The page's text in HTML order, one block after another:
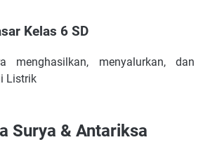
Kelas 6 SD
menghasilkan, menyalurkan, dan
Listrik
Surya & Antariksa